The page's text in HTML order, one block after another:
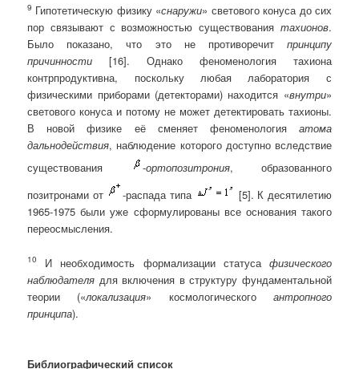
9 Гипотетическую физику «снаружи» светового конуса до сих
пор связывают с возможностью существования тахионов.
Было показано, что это не противоречит принципу
причинности [16]. Однако феноменология тахиона
контрпродуктивна, поскольку любая лаборатория с
физическими приборами (детекторами) находится «внутри»
светового конуса и потому не может детектировать тахионы.
В новой физике её сменяет феноменология атома
дальнодействия, наблюдение которого доступно вследствие
существования
-ортопозитрония, образованного
позитронами от
-распада типа
[5]. К десятилетию
1965-1975 были уже сформулированы все основания такого
переосмысления.
10 И необходимость формализации статуса физического
наблюдателя для включения в структуру фундаментальной
теории («локализация» космологического антропного
принципа).
Библиографический список